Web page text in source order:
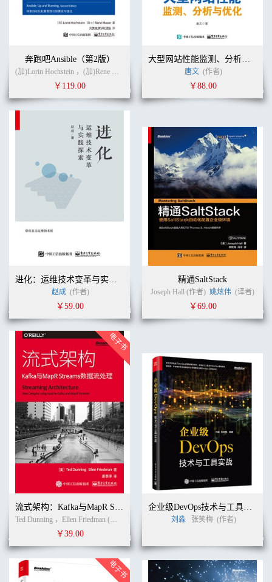
奔跑吧Ansible（第2版）
(加)Lorin Hochstein ，(加)Rene Moser (作者) (译者)
￥119.00
大型网站性能监测、分析与优化（全彩）
唐文 (作者)
￥88.00
进化：运维技术变革与实践探索
赵成 (作者)
￥59.00
精通SaltStack
Joseph Hall (作者) 姚炫伟 (译者)
￥69.00
流式架构：Kafka与MapR Streams数据流处理
Ted Dunning ，Ellen Friedman (作者) 唐李洋 (译者)
￥39.00
企业级DevOps技术与工具实战
刘淼 张笑梅 (作者)